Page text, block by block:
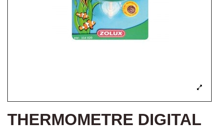
THERMOMETRE DIGITAL